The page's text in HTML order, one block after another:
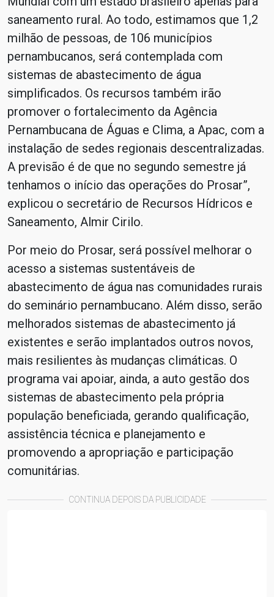
saneamento rural. Ao todo, estimamos que 1,2
milhão de pessoas, de 106 municípios
pernambucanos, será contemplada com
sistemas de abastecimento de água
simplificados. Os recursos também irão
promover o fortalecimento da Agência
Pernambucana de Águas e Clima, a Apac, com a
instalação de sedes regionais descentralizadas.
A previsão é de que no segundo semestre já
tenhamos o início das operações do Prosar”,
explicou o secretário de Recursos Hídricos e
Saneamento, Almir Cirilo.
Por meio do Prosar, será possível melhorar o
acesso a sistemas sustentáveis de
abastecimento de água nas comunidades rurais
do seminário pernambucano. Além disso, serão
melhorados sistemas de abastecimento já
existentes e serão implantados outros novos,
mais resilientes às mudanças climáticas. O
programa vai apoiar, ainda, a auto gestão dos
sistemas de abastecimento pela própria
população beneficiada, gerando qualificação,
assistência técnica e planejamento e
promovendo a apropriação e participação
comunitárias.
CONTINUA DEPOIS DA PUBLICIDADE